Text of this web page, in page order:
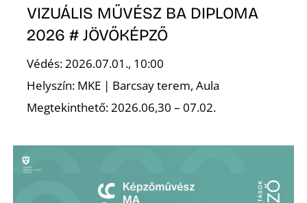
VIZUÁLIS MŰVÉSZ BA DIPLOMA
2026 # JÖVŐKÉPZŐ
Védés: 2026.07.01., 10:00
Helyszín: MKE | Barcsay terem, Aula
Megtekinthető: 2026.06,30 – 07.02.